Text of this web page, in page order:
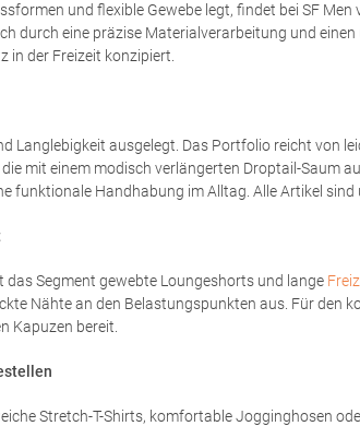
und flexible Gewebe legt, findet bei SF
durch eine präzise Materialverarbeitung und
in der Freizeit konzipiert.
Langlebigkeit ausgelegt. Das Portfolio reicht von
mit einem modisch verlängerten Droptail-Saum
funktionale Handhabung im Alltag. Alle Artikel
Segment gewebte Loungeshorts und lange
Nähte an den Belastungspunkten aus. Für den
Kapuzen bereit.
Stretch-T-Shirts, komfortable Jogginghosen